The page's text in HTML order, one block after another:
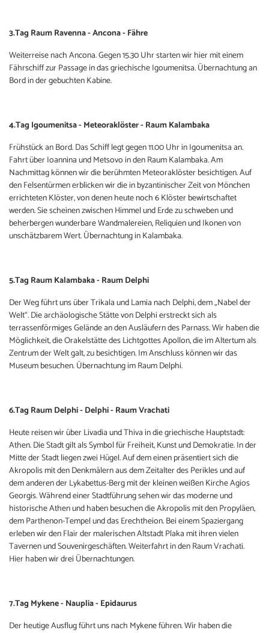
3.Tag Raum Ravenna - Ancona - Fähre
Weiterreise nach Ancona. Gegen 15.30 Uhr starten wir hier mit einem
Fährschiff zur Passage in das griechische Igoumenitsa. Übernachtung an
Bord in der gebuchten Kabine.
4.Tag Igoumenitsa - Meteoraklöster - Raum Kalambaka
Frühstück an Bord. Das Schiff legt gegen 11.00 Uhr in Igoumenitsa an.
Fahrt über Ioannina und Metsovo in den Raum Kalambaka. Am
Nachmittag können wir die berühmten Meteoraklöster besichtigen. Auf
den Felsentürmen erblicken wir die in byzantinischer Zeit von Mönchen
errichteten Klöster, von denen heute noch 6 Klöster bewirtschaftet
werden. Sie scheinen zwischen Himmel und Erde zu schweben und
beherbergen wunderbare Wandmalereien, Reliquien und Ikonen von
unschätzbarem Wert. Übernachtung in Kalambaka.
5.Tag Raum Kalambaka - Raum Delphi
Der Weg führt uns über Trikala und Lamia nach Delphi, dem „Nabel der
Welt“. Die archäologische Stätte von Delphi erstreckt sich als
terrassenförmiges Gelände an den Ausläufern des Parnass. Wir haben die
Möglichkeit, die Orakelstätte des Lichtgottes Apollon, die im Altertum als
Zentrum der Welt galt, zu besichtigen. Im Anschluss können wir das
Museum besuchen. Übernachtung im Raum Delphi.
6.Tag Raum Delphi - Delphi - Raum Vrachati
Heute reisen wir über Livadia und Thiva in die griechische Hauptstadt:
Athen. Die Stadt gilt als Symbol für Freiheit, Kunst und Demokratie. In der
Mitte der Stadt liegen zwei Hügel. Auf dem einen präsentiert sich die
Akropolis mit den Denkmälern aus dem Zeitalter des Perikles und auf
dem anderen der Lykabettus-Berg mit der kleinen weißen Kirche Agios
Georgis. Während einer Stadtführung sehen wir das moderne und
historische Athen und haben besuchen die Akropolis mit den Propyläen,
dem Parthenon-Tempel und das Erechtheion. Bei einem Spaziergang
erleben wir den Flair der malerischen Altstadt Plaka mit ihren vielen
Tavernen und Souvenirgeschäften. Weiterfahrt in den Raum Vrachati.
Hier haben wir drei Übernachtungen.
7.Tag Mykene - Nauplia - Epidaurus
Der heutige Ausflug führt uns nach Mykene führen. Wir haben die